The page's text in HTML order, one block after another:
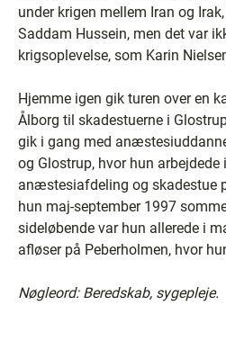
under krigen mellem Iran og
Saddam Hussein, men det var
krigsoplevelse, som Karin
Hjemme igen gik turen over en
Ålborg til skadestuerne i
gik i gang med
og Glostrup, hvor hun
anæstesiafdeling og skadestue
hun maj-september 1997
sideløbende var hun allerede i
afløser på Peberholmen, hvor
Nøgleord: Beredskab, sygepleje.